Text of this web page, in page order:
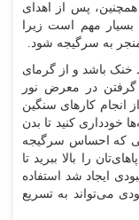
پس از اهدای
مهم است زیرا
به سرگیجه شود.
خنک باشد و از گرمای
در معرض نور
انجام کارهای سنگین
خودداری کنید تا بدن
که احساس سرگیجه
را بالا ببرید تا
ایجاد شد استفاده
می‌تواند به تسریع